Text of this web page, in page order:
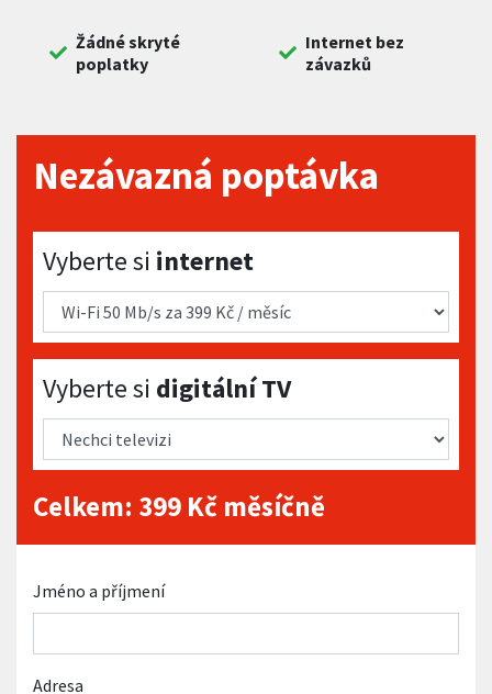
Žádné skryté
poplatky
Internet bez
závazků
Nezávazná poptávka
Vyberte si internet
Vyberte si internet
Vyberte si digitální TV
Vyberte si digitální TV
Celkem: 399 Kč měsíčně
Jméno a příjmení
Adresa